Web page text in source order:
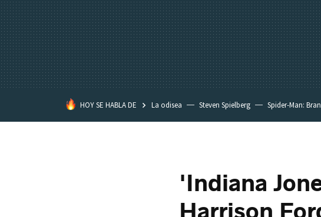
HOY SE HABLA DE La odisea Steven Spielberg Spider-Man:
'Indiana